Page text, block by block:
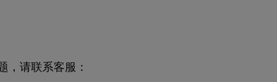
，请联系客服：